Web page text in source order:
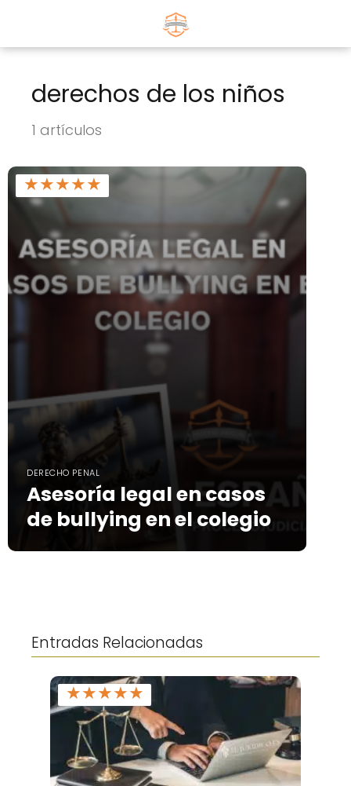
derechos de los niños
1 artículos
★★★★★
DERECHO PENAL
Asesoría legal en casos
de bullying en el colegio
Entradas Relacionadas
★★★★★